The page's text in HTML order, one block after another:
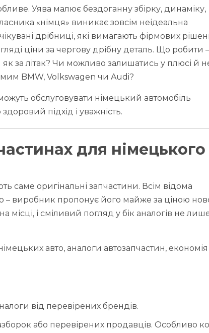
Уява малює бездоганну збірку, динаміку,
«німця» виникає зовсім неідеальна
дрібниці, які вимагають фірмових
ціни за чергову дрібну деталь. Що робити –
як за літак? Чи можливо залишатись у плюсі й
BMW, Volkswagen чи Audi?
обслуговувати німецький автомобіль
підхід і уважність.
для німецького
саме оригінальні запчастини. Всім відома
– виробник пропонує його майже за ціною
місці, і сміливий погляд у бік аналогів не
авто, аналоги автозапчастин,
від перевірених брендів.
або перевірених продавців. Особливо